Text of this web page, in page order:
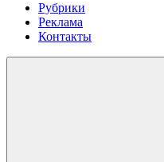
Рубрики
Реклама
Контакты